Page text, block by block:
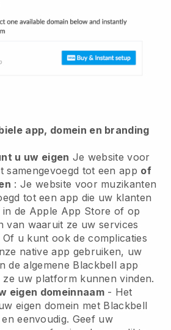
app, domein en branding
u uw eigen Je website voor
samengevoegd tot een app of
:Je website voor muzikanten
tot een app die uw klanten
de Apple App Store of op
van waaruit ze uw services
u kunt ook de complicaties
native app gebruiken, uw
de algemene Blackbell app
uw platform kunnen vinden.
eigen domeinnaam- Het
eigen domein met Blackbell
eenvoudig. Geef uw